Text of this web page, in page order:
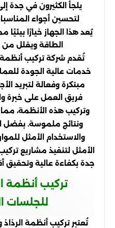
يلجأ الكثيرون في جدة
لتحسين أجواء
يُعد هذا الجهاز خيارًا
الطاقة ويقلل من
تُقدم شركة تركيب
خدمات عالية الجودة
مبتكرة وفعالة لتبريد
فريق العمل على
وتركيب هذه الأنظمة،
ونتائج ملموسة. بفضل
والاستخدام الأمثل
الأمثل لتنفيذ مشاريع
جدة بكفاءة عالية وتحقيق
تركيب أنظمة
للجلسات
تُعتبر تركيب أنظمة